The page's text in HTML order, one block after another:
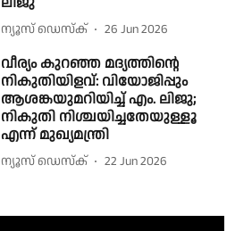
ന്യൂസ് ഡെസ്ക് 26 Jun 2026
വീര്യം കുറഞ്ഞ മദ്യത്തിന്റെ
നികുതിയിളവ്: വിയോജിപ്പും
ആശങ്കയുമറിയിച്ച് എം. ലിജു;
നികുതി നിശ്ചയിച്ചതേയുള്ളൂ
എന്ന് മുഖ്യമന്ത്രി
ന്യൂസ് ഡെസ്ക് 22 Jun 2026